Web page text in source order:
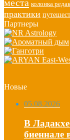
места колонка
практики
Партнеры
Новые
05.08.2026
В
биеннале